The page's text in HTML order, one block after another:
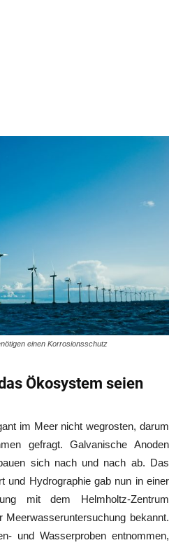
einen Korrosionsschutz
Ökosystem seien
im Meer nicht wegrosten, darum
gefragt. Galvanische Anoden
sich nach und nach ab. Das
und Hydrographie gab nun in einer
mit dem Helmholtz-Zentrum
Meerwasseruntersuchung bekannt.
und Wasserproben entnommen,